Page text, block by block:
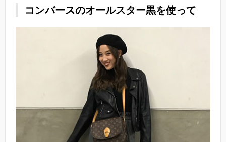
コンバースのオールスター黒を使って